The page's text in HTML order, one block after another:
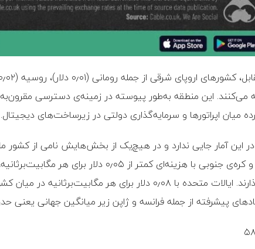
می‌کنند. این منطقه به‌طور پیوسته در زمینه‌ی دسترسی
میان اپراتورها و سرمایه‌گذاری دولتی در زیرساخت‌های دیجیتال.
در این آمار جایی ندارد و در هیچ‌یک از بخش‌هایش نامی از کشور
چین و کره‌ی جنوبی با هزینه‌ای کمتر از ۰٫۰۵
می‌گذارند. ایالات متحده با ۰٫۰۸ دلار برای هر
پیشرفته از جمله فرانسه و ژاپن زیر میانگین جهانی یعنی حدود ۰٫۴۲ دلار قرار